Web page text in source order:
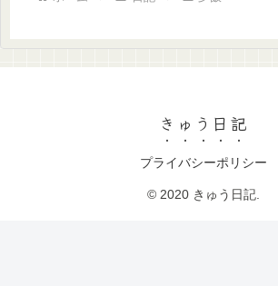
きゅう日記
プライバシーポリシー
© 2020 きゅう日記.